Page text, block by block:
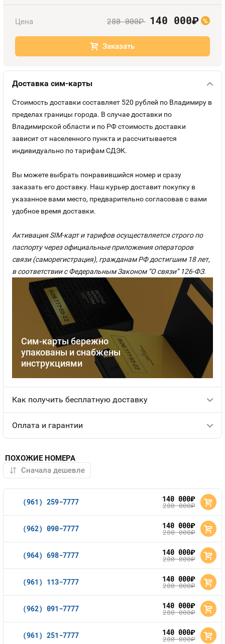
Контакты
Цена 280 000руб. 140 000руб. %
Заказать
Доставка сим-карты
Сим-карты бережно
упакованы и снабжены
инструкциями
Стоимость доставки составляет 520 рублей по Владимиру в
пределах границы города. В случае доставки по
Владимирской области и по РФ стоимость доставки
зависит от населенного пункта и рассчитывается
индивидуально по тарифам СДЭК.
Вы можете выбрать понравившийся номер и сразу
заказать его доставку. Наш курьер доставит покупку в
указанное вами место, предварительно согласовав с вами
удобное время доставки.
Активация SIM-карт и тарифов осуществляется строго по
паспорту через официальные приложения операторов
связи (саморегистрация), гражданам РФ достигшим 18 лет,
в соответствии с Федеральным Законом “О связи” 126-ФЗ.
Как получить бесплатную доставку
Оплата и гарантии
ПОХОЖИЕ НОМЕРА
(961) 259-7777 140 000руб.
280 000руб.
(962) 090-7777 140 000руб.
280 000руб.
(964) 698-7777 140 000руб.
280 000руб.
(961) 113-7777 140 000руб.
280 000руб.
(962) 091-7777 140 000руб.
280 000руб.
(961) 251-7777 140 000руб.
280 000руб.